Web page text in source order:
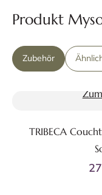
Produkt
Zubehör
TRIBECA